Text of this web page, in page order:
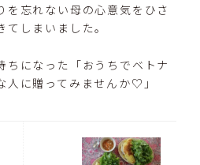
を忘れない母の心意気をひさ
しまいました。
ちになった「おうちでベトナ
人に贈ってみませんか♡」